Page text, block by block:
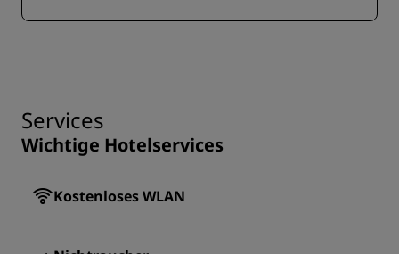
Services
Wichtige Hotelservices
Kostenloses WLAN